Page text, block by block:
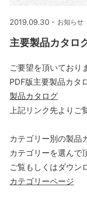
2019.09.30 - お知らせ
主要製品カタロ
ご要望を頂いており
PDF版主要製品カタ
製品カタログ
上記リンク先よりご
カテゴリー別の製品
カテゴリーを選んで
ご覧もしくはダウン
カテゴリーページ